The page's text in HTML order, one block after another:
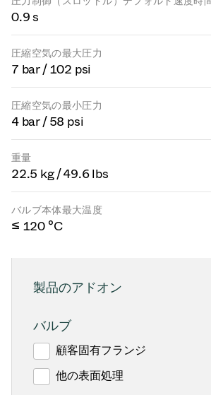
0.9 s
圧縮空気の最大圧力
7 bar / 102 psi
圧縮空気の最小圧力
4 bar / 58 psi
重量
22.5 kg / 49.6 lbs
バルブ本体最大温度
≤ 120 °C
製品のアドオン
バルブ
顧客固有フランジ
他の表面処理